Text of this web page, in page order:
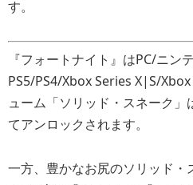
す。
『フォートナイト』はPC/ニ
PS5/PS4/Xbox Series X|S/
ューム「ソリッド・スネーク」
てアンロックされます。
一方、豊かなお尻のソリッド・